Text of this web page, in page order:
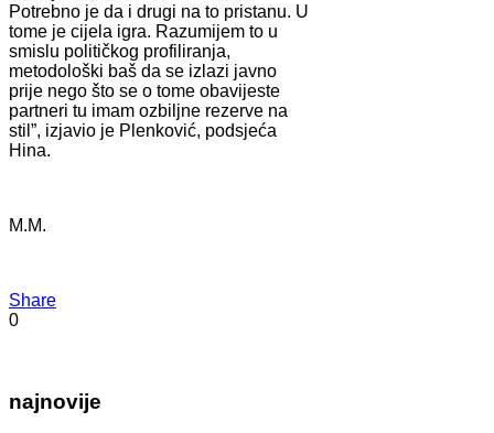
Potrebno je da i drugi na to pristanu. U
tome je cijela igra. Razumijem to u
smislu političkog profiliranja,
metodološki baš da se izlazi javno
prije nego što se o tome obavijeste
partneri tu imam ozbiljne rezerve na
stil”, izjavio je Plenković, podsjeća
Hina.
M.M.
Share
0
najnovije